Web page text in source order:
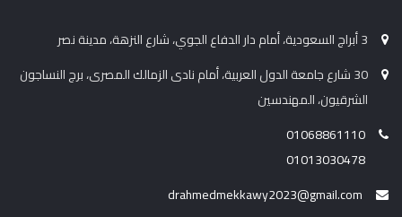
3 أبراج السعودية، أمام دار الدفاع الجوي، شارع النزهة، مدينة نصر
30 شارع جامعة الدول العربية، أمام نادى الزمالك المصرى، برج النساجون
الشرقيون، المهندسين
01068861110
01013030478
drahmedmekkawy2023@gmail.com